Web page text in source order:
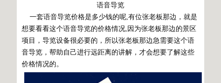
语音导览
一套语音导览价格是多少钱的呢,有位张老板那边，就是
想要看看这个语音导览的价格情况,因为张老板那边的景区
项目，导览设备很必要的，所以张老板那边急需要这个语
音导览，帮助自己进行远距离的讲解，才会想要了解这些
价格情况的。